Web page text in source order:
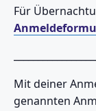
Für
Mit deiner
genannten